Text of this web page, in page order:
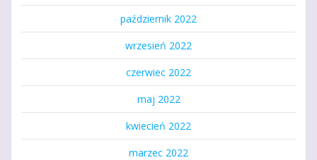
październik 2022
wrzesień 2022
czerwiec 2022
maj 2022
kwiecień 2022
marzec 2022